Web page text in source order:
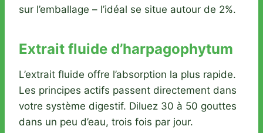
sur l’emballage – l’idéal se situe autour de 2%.
Extrait fluide d’harpagophytum
L’extrait fluide offre l’absorption la plus rapide.
Les principes actifs passent directement dans
votre système digestif. Diluez 30 à 50 gouttes
dans un peu d’eau, trois fois par jour.